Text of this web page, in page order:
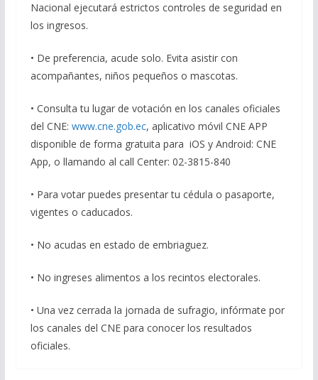
Nacional ejecutará estrictos controles de seguridad en
los ingresos.
• De preferencia, acude solo. Evita asistir con
acompañantes, niños pequeños o mascotas.
• Consulta tu lugar de votación en los canales oficiales
del CNE: www.cne.gob.ec, aplicativo móvil CNE APP
disponible de forma gratuita para iOS y Android: CNE
App, o llamando al call Center: 02-3815-840
• Para votar puedes presentar tu cédula o pasaporte,
vigentes o caducados.
• No acudas en estado de embriaguez.
• No ingreses alimentos a los recintos electorales.
• Una vez cerrada la jornada de sufragio, infórmate por
los canales del CNE para conocer los resultados
oficiales.